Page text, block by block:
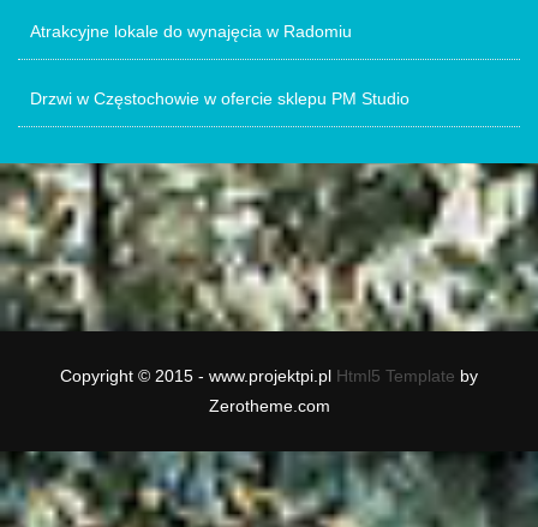
Atrakcyjne lokale do wynajęcia w Radomiu
Drzwi w Częstochowie w ofercie sklepu PM Studio
Copyright © 2015 - www.projektpi.pl Html5 Template by
Zerotheme.com